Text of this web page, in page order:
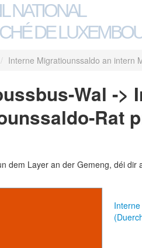
NATIONAL
DE
/ Interne Migratiounssaldo an intern
Wal -
Rat
dem Layer an der Gemeng, déi